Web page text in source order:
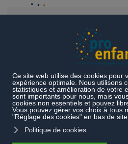
Gouvernance
Mise en
pour l'accueil de l'enfance : bilan
Mise en place d'une
pour l'accueil de
expérience sur sol